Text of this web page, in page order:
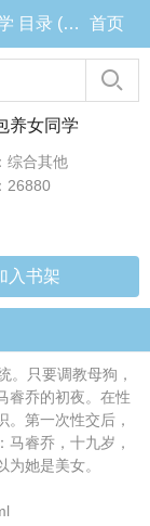
邪恶神豪：调教母狗，开局包养女同学 目录 (共10章) 首页
养女同学
综合其他
26880
入书架
。只要调教母狗，
睿乔的初夜。在性
第一次性交后，
睿乔，十九岁，
她是美女。